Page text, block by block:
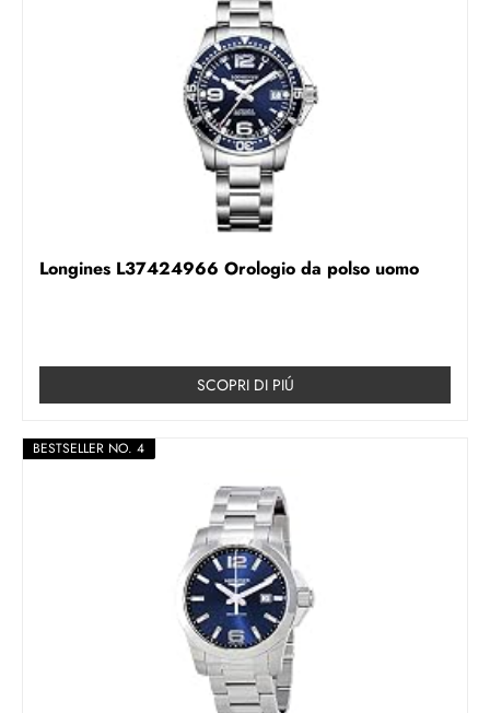
Longines L37424966 Orologio da polso uomo
SCOPRI DI PIÚ
BESTSELLER NO. 4